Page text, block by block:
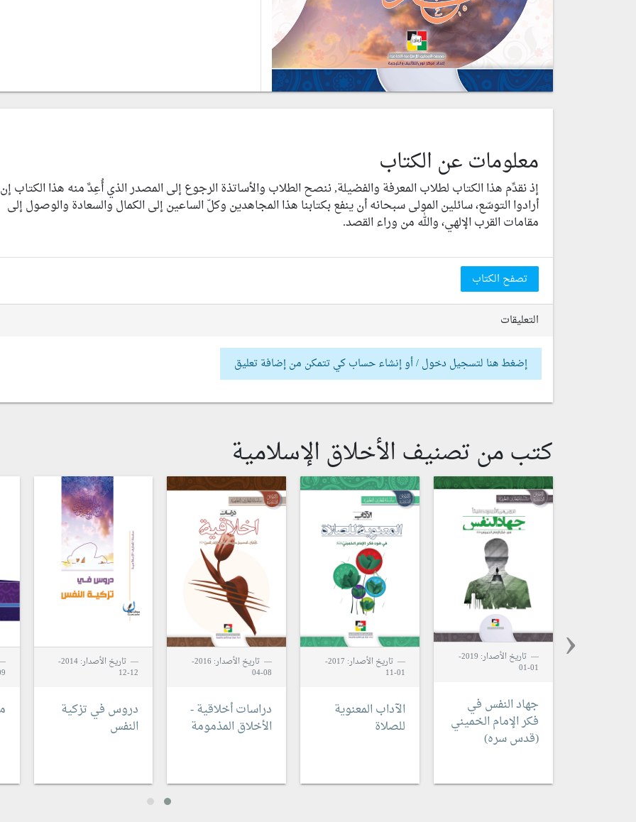
معلومات عن الكتاب
إذ نقدِّم هذا الكتاب لطلاب المعرفة والفضيلة, ننصح الطلاب والأساتذة الرجوع إلى المصدر الذي أُعِدَّ منه هذا الكتاب إن
أرادوا التوسّع، سائلين المولى سبحانه أن ينفع بكتابنا هذا المجاهدين وكلّ الساعين إلى الكمال والسعادة والوصول إلى
مقامات القرب الإلهي، والله من وراء القصد.
تصفح الكتاب
التعليقات
إضغط هنا لتسجيل دخول / أو إنشاء حساب كي تتمكن من إضافة تعليق
كتب من تصنيف الأخلاق الإسلامية
تاريخ الأصدار: 2019-
01-01
جهاد النفس في
فكر الإمام الخميني
(قدس سره)
تاريخ الأصدار: 2017-
01-11
الآداب المعنوية
للصلاة
تاريخ الأصدار: 2016-
08-04
دراسات أخلاقية -
الأخلاق المذمومة
تاريخ الأصدار: 2014-
12-12
دروس في تزكية
النفس
‹